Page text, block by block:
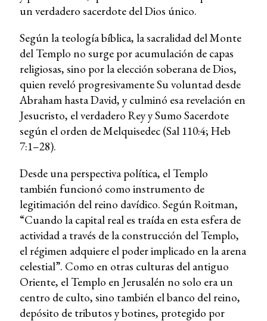
un verdadero sacerdote del Dios único.
Según la teología bíblica, la sacralidad del Monte
del Templo no surge por acumulación de capas
religiosas, sino por la elección soberana de Dios,
quien reveló progresivamente Su voluntad desde
Abraham hasta David, y culminó esa revelación en
Jesucristo, el verdadero Rey y Sumo Sacerdote
según el orden de Melquisedec (Sal 110:4; Heb
7:1–28).
Desde una perspectiva política, el Templo
también funcionó como instrumento de
legitimación del reino davídico. Según Roitman,
“Cuando la capital real es traída en esta esfera de
actividad a través de la construcción del Templo,
el régimen adquiere el poder implicado en la arena
celestial”. Como en otras culturas del antiguo
Oriente, el Templo en Jerusalén no solo era un
centro de culto, sino también el banco del reino,
depósito de tributos y botines, protegido por